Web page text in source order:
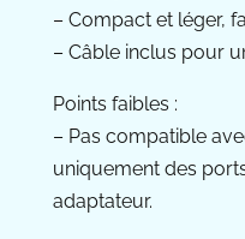
– Compact et léger,
– Câble inclus pour
Points faibles :
– Pas compatible
uniquement des
adaptateur.